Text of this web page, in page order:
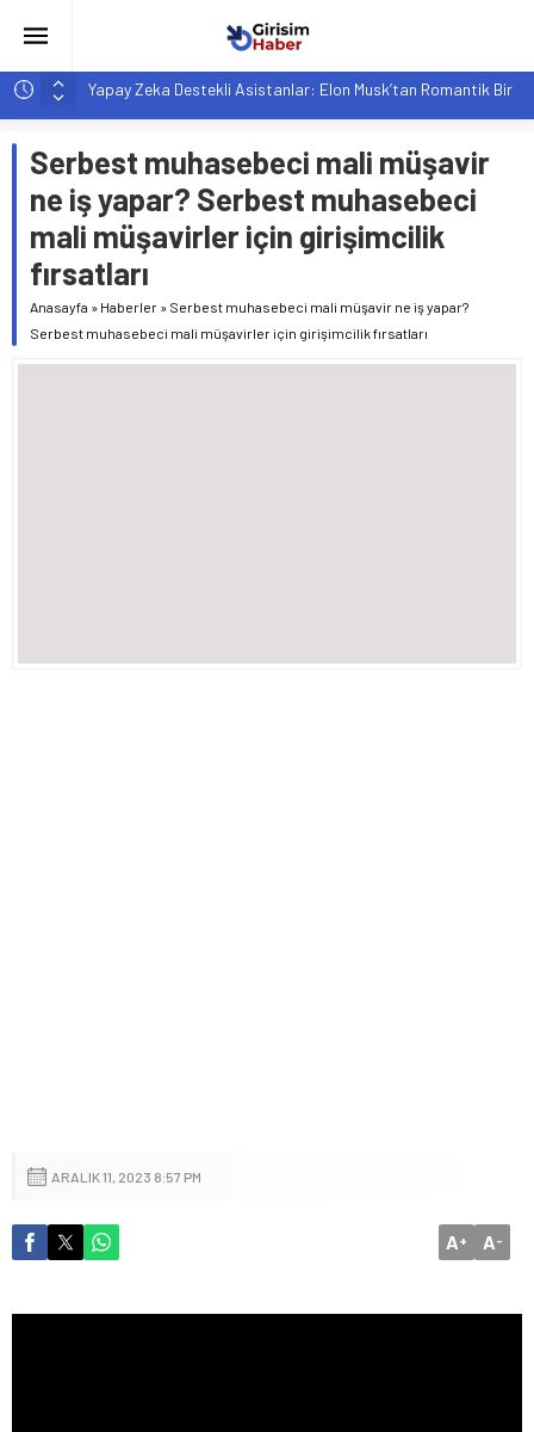
Yapay Zeka Destekli Asistanlar: Elon Musk’tan Romantik Bir
Girişimcilik ve Yaşam Tarzı: Şehir Değişiminin Nedenleri ve
Etkileri
YZ ile Tüketici Girişimciliği: Yeni Sosyal Bağlantılar
Girişimciler İçin MYK Belgeli Personel İstihdamı Neden Artık
Bir Tercih Değil, Zorunluluk?
Hindistan’da Mahsur Kalan F-35B: Jeopolitik Sonuçları
Serbest muhasebeci mali müşavir
ne iş yapar? Serbest muhasebeci
mali müşavirler için girişimcilik
fırsatları
Anasayfa » Haberler » Serbest muhasebeci mali müşavir ne iş yapar?
Serbest muhasebeci mali müşavirler için girişimcilik fırsatları
ARALIK 11, 2023 8:57 PM
A+ A-